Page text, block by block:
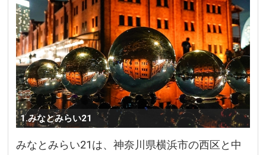
1.みなとみらい21
みなとみらい21は、神奈川県横浜市の西区と中